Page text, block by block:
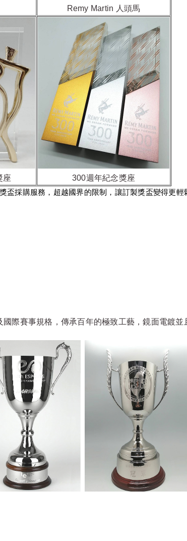
Remy Martin 人頭馬
座 300週年紀念獎座
採購服務，超越國界的限制，讓訂製獎盃變得更輕
際賽事規格，傳承百年的極致工藝，鏡面電鍍